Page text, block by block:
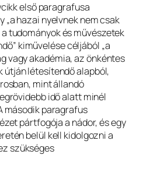
első paragrafusa
„a hazai nyelvnek nem csak
tudományok és művészetek
kiművelése céljából „a
vagy akadémia, az önkéntes
útján létesítendő alapból,
mint állandó
idő alatt minél
második paragrafus
pártfogója a nádor, és egy
belül kell kidolgozni a
szükséges